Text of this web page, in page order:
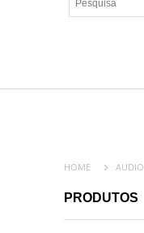
HOME AUDIO
PRODUTOS